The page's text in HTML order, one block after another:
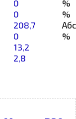
0
%
0
%
208,7
0
%
13,2
2,8